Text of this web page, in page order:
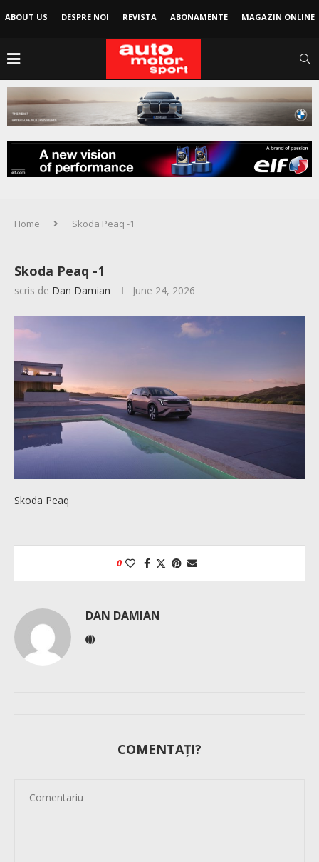
ABOUT US DESPRE NOI REVISTA ABONAMENTE MAGAZIN ONLINE
Home Skoda Peaq -1
Skoda Peaq -1
scris de Dan Damian June 24, 2026
Skoda Peaq
0
DAN DAMIAN
COMENTAȚI?